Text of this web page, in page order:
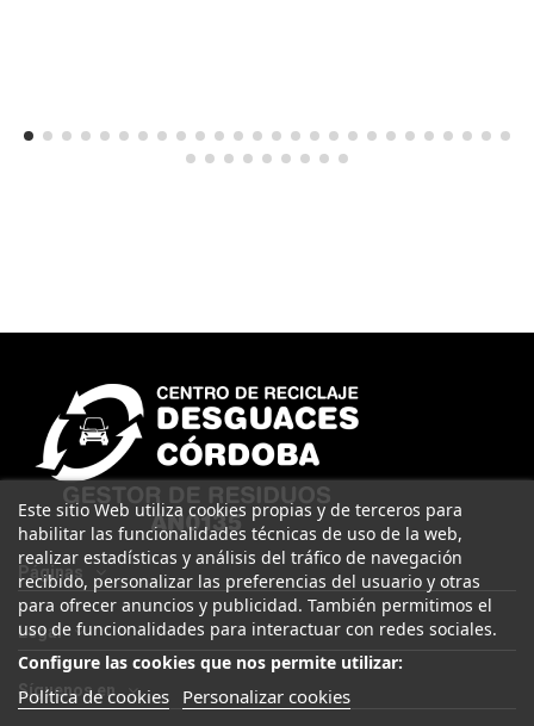
Páginas
Legal
Este sitio Web utiliza cookies propias y de terceros para
habilitar las funcionalidades técnicas de uso de la web,
realizar estadísticas y análisis del tráfico de navegación
recibido, personalizar las preferencias del usuario y otras
para ofrecer anuncios y publicidad. También permitimos el
uso de funcionalidades para interactuar con redes sociales.
Configure las cookies que nos permite utilizar:
Política de cookies Personalizar cookies
Síguenos en